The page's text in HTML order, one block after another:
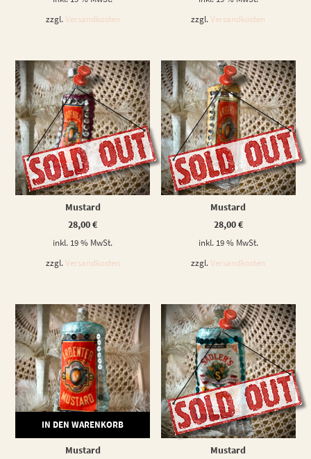
zzgl. Versandkosten
zzgl.Versandkosten
WEITERLESEN
Mustard
28,00€
inkl. 19 % MwSt.
zzgl. Versandkosten
WEITERLESEN
Mustard
28,00€
inkl. 19 % MwSt.
zzgl.Versandkosten
IN DEN WARENKORB
Mustard
WEITERLESEN
Mustard